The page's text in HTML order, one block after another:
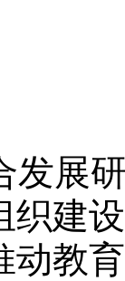
发展
织建
动教